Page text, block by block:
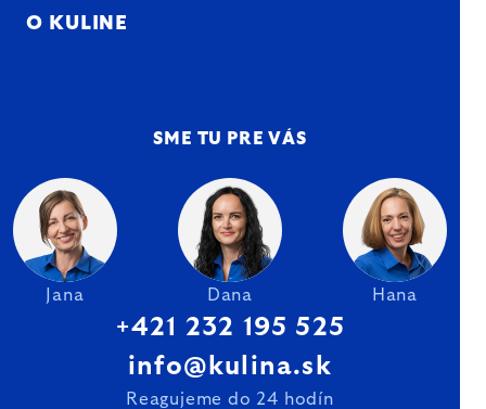
O KULINE
SME TU PRE VÁS
Jana Dana Hana
+421 232 195 525
info@kulina.sk
Reagujeme do 24 hodín